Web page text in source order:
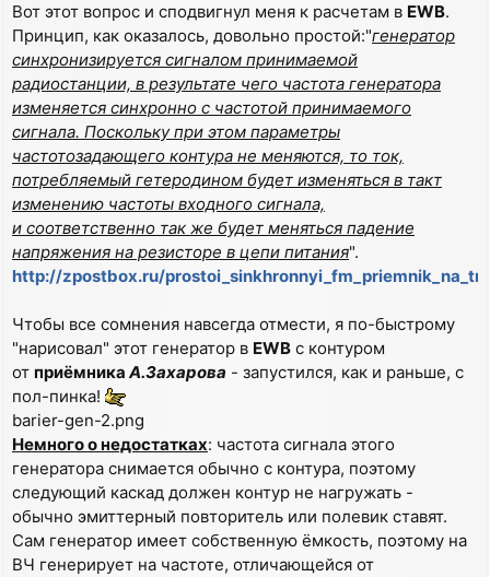
Вот этот вопрос и сподвигнул меня к расчетам в EWB.
Принцип, как оказалось, довольно простой:"генератор
синхронизируется сигналом принимаемой
радиостанции, в результате чего частота генератора
изменяется синхронно с частотой принимаемого
сигнала. Поскольку при этом параметры
частотозадающего контура не меняются, то ток,
потребляемый гетеродином будет изменяться в такт
изменению частоты входного сигнала,
и соответственно так же будет меняться падение
напряжения на резисторе в цепи питания".
http://zpostbox.ru/
Чтобы все сомнения навсегда отмести, я по-быстрому
"нарисовал" этот генератор в EWB с контуром
от приёмникаА.Захарова - запустился, как и раньше, с
пол-пинка!
barier-gen-2.png
Немного о недостатках: частота сигнала этого
генератора снимается обычно с контура, поэтому
следующий каскад должен контур не нагружать -
обычно эмиттерный повторитель или полевик ставят.
Сам генератор имеет собственную ёмкость, поэтому на
ВЧ генерирует на частоте, отличающейся от